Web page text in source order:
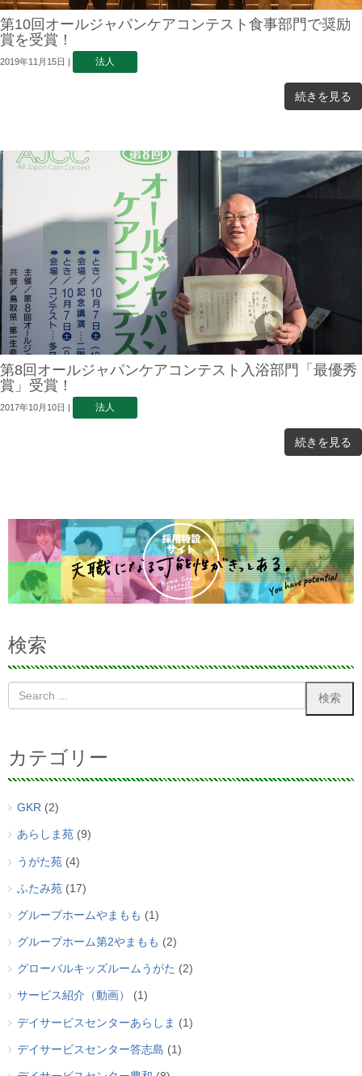
第10回オールジャパンケアコンテスト食事部門で奨励
賞を受賞！
2019年11月15日 法人
続きを見る
第8回オールジャパンケアコンテスト入浴部門「最優秀
賞」受賞！
2017年10月10日 | 法人
続きを見る
検索
カテゴリー
GKR (2)
あらしま苑 (9)
うがた苑 (4)
ふたみ苑 (17)
グループホームやまもも (1)
グループホーム第2やまもも (2)
グローバルキッズルームうがた (2)
サービス紹介（動画） (1)
デイサービスセンターあらしま (1)
デイサービスセンター答志島 (1)